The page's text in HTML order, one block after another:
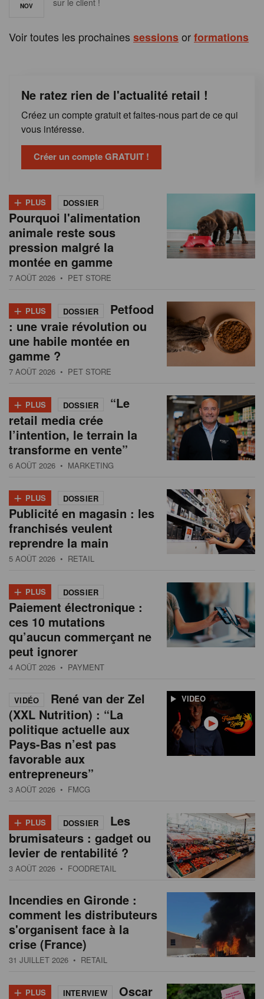
NOV
Voir toutes les prochaines sessionsorformations
Ne ratez rien de l'actualité retail !
Créez un compte gratuit et faites-nous part de ce qui
vous intéresse.
Créer un compte GRATUIT !
+ PLUS DOSSIER
Pourquoi l'alimentation
animale reste sous
pression malgré la
montée en gamme
7 AOÛT 2026 • PET STORE
+ PLUS DOSSIER
Petfood
: une vraie révolution ou
une habile montée en
gamme ?
7 AOÛT 2026 • PET STORE
+ PLUS DOSSIER
“Le
retail media crée
l’intention, le terrain la
transforme en vente”
6 AOÛT 2026 • MARKETING
+ PLUS DOSSIER
Publicité en magasin : les
franchisés veulent
reprendre la main
5 AOÛT 2026 • RETAIL
+ PLUS DOSSIER
Paiement électronique :
ces 10 mutations
qu’aucun commerçant ne
peut ignorer
4 AOÛT 2026 • PAYMENT
VIDEO
VIDÉO
René van der Zel
(XXL Nutrition) : “La
politique actuelle aux
Pays-Bas n’est pas
favorable aux
entrepreneurs”
3 AOÛT 2026 • FMCG
+ PLUS DOSSIER
Les
brumisateurs : gadget ou
levier de rentabilité ?
3 AOÛT 2026 • FOODRETAIL
Incendies en Gironde :
comment les distributeurs
s'organisent face à la
crise (France)
31 JUILLET 2026 • RETAIL
+ PLUS INTERVIEW Oscar